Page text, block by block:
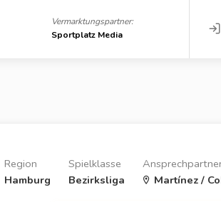
Vermarktungspartner:
Sportplatz Media
Martínez /
Spielklasse
Bezirksliga
Region
Hamburg